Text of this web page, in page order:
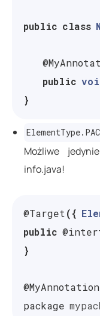
public class
public
}
Możliwe
info.java!
@Target ({
public
}
@MyAnnotation
package